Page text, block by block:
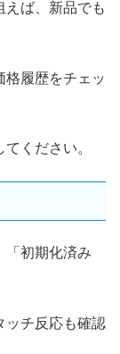
えば、新品でも
格履歴をチェッ
ください。
「初期化済み
ッチ反応も確認